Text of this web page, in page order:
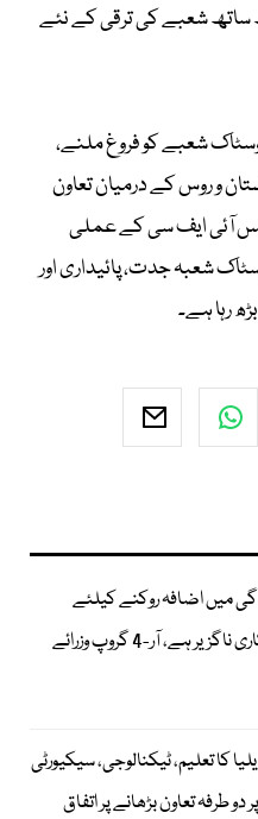
ساتھ شعبے کی ترقی کے نئے
شعبے کو فروغ ملنے،
و روس کے درمیان تعاون
آئی ایف سی کے عملی
شعبہ جدت، پائیداری اور
رہا ہے۔
میں اضافہ روکنے کیلئے
مذاکرات، سفارتکاری ناگزیر ہے، آر-4 گروپ وزرائے
کا تعلیم، ٹیکنالوجی، سیکیورٹی
طرفہ تعاون بڑھانے پر اتفاق